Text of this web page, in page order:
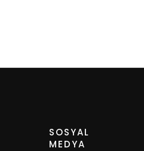
SOSYAL
MEDYA